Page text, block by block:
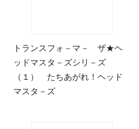
トランスフォ－マ－ ザ★ヘ
ッドマスタ－ズシリ－ズ
（１） たちあがれ！ヘッド
マスタ－ズ